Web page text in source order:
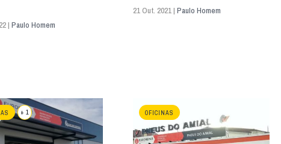
| Paulo Homem
21 Out. 2021 |Paulo Homem
+ 1 OFICINAS